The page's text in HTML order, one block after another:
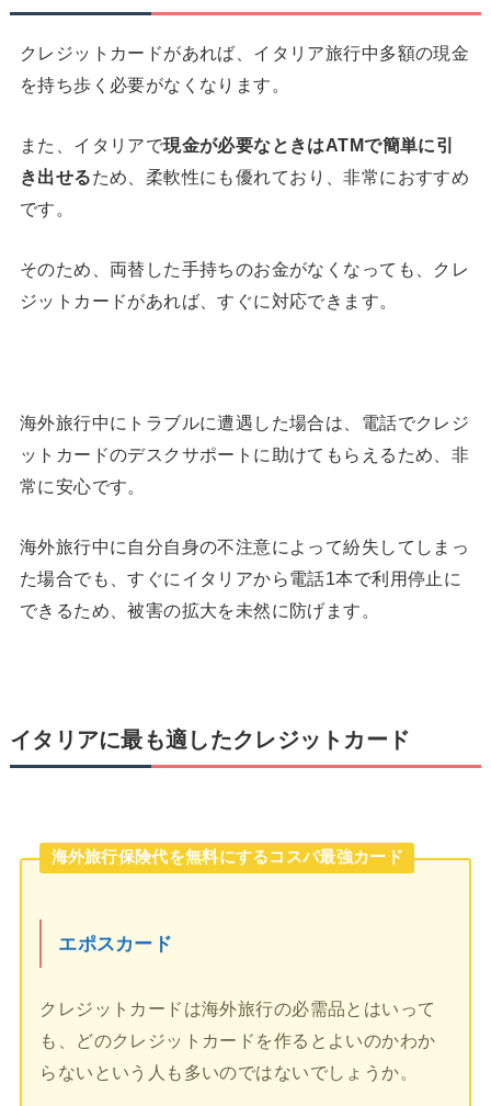
クレジットカードがあれば、イタリア旅行中多額の現金
を持ち歩く必要がなくなります。
また、イタリアで現金が必要なときはATMで簡単に引
き出せるため、柔軟性にも優れており、非常におすすめ
です。
そのため、両替した手持ちのお金がなくなっても、クレ
ジットカードがあれば、すぐに対応できます。
海外旅行中にトラブルに遭遇した場合は、電話でクレジ
ットカードのデスクサポートに助けてもらえるため、非
常に安心です。
海外旅行中に自分自身の不注意によって紛失してしまっ
た場合でも、すぐにイタリアから電話1本で利用停止に
できるため、被害の拡大を未然に防げます。
イタリアに最も適したクレジットカード
海外旅行保険代を無料にするコスパ最強カード
エポスカード
クレジットカードは海外旅行の必需品とはいって
も、どのクレジットカードを作るとよいのかわか
らないという人も多いのではないでしょうか。